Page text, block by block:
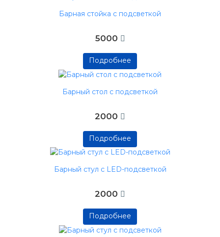
Подробнее
Барная стойка с подсветкой
5000
Подробнее
Подробнее
Подробнее
Барный стол с подсветкой
2000
Подробнее
Подробнее
Подробнее
Барный стул с LED-подсветкой
2000
Подробнее
Подробнее